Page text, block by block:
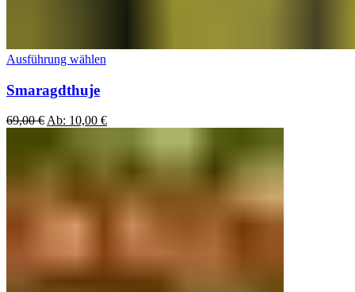
Ausführung wählen
Smaragdthuje
69,00€ Ab: 10,00 €